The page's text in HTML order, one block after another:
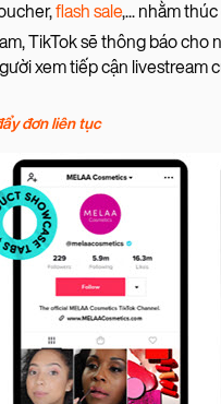
flash sale,... nhằm
TikTok sẽ thông báo
xem tiếp cận livestream
đơn liên tục